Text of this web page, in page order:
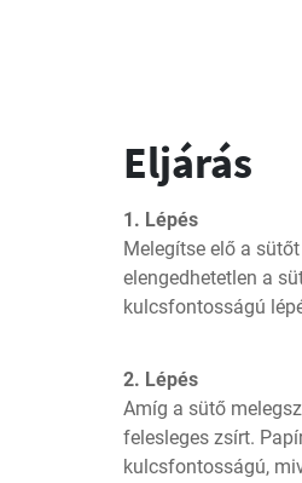
Eljárás
1. Lépés
Melegítse elő a
elengedhetetlen a
kulcsfontosságú
2. Lépés
Amíg a sütő
felesleges zsírt.
kulcsfontosságú,